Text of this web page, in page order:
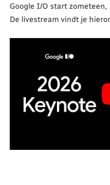
Google I/O start
De livestream vindt je